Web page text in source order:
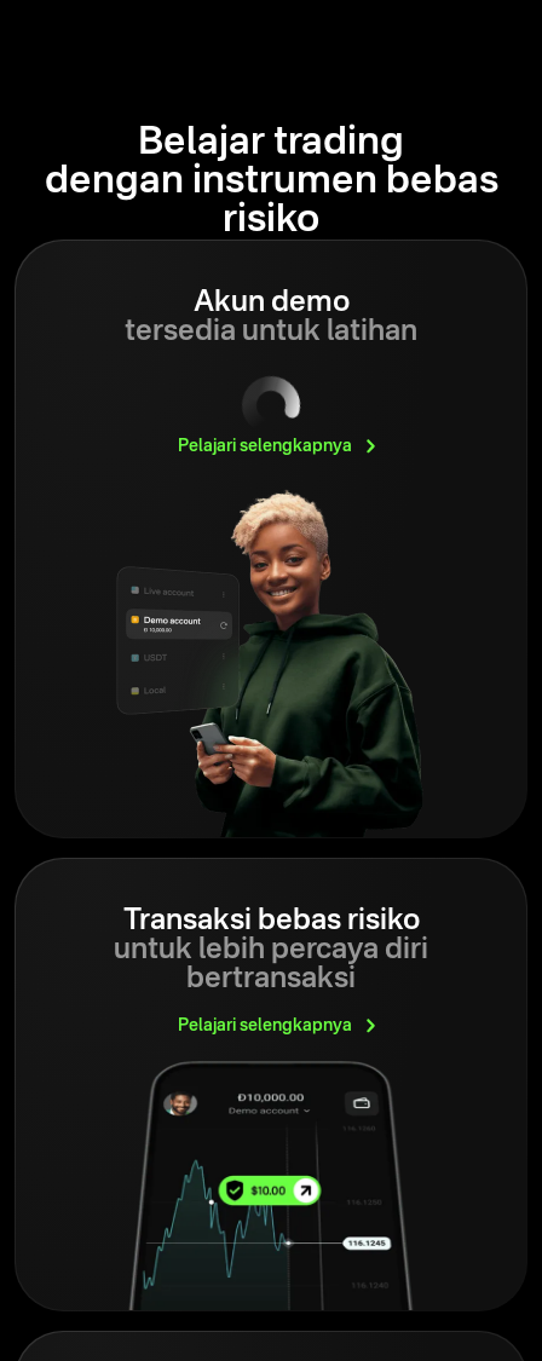
Belajar trading
dengan instrumen bebas
risiko
Akun demo
tersedia untuk latihan
Pelajari selengkapnya
Transaksi bebas risiko
untuk lebih percaya diri
bertransaksi
Pelajari selengkapnya